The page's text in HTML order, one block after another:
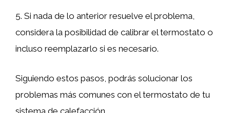
5. Si nada de lo anterior resuelve el problema,
considera la posibilidad de calibrar el termostato o
incluso reemplazarlo si es necesario.
Siguiendo estos pasos, podrás solucionar los
problemas más comunes con el termostato de tu
sistema de calefacción.